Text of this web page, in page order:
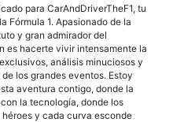
para CarAndDriverTheF1, tu
Fórmula 1. Apasionado de la
y gran admirador del
es hacerte vivir intensamente la
análisis minuciosos y
los grandes eventos. Estoy
aventura contigo, donde la
la tecnología, donde los
y cada curva esconde